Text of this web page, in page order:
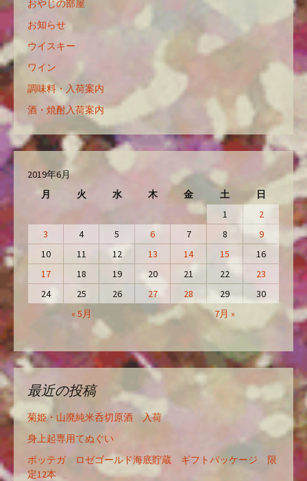
おやじの部屋
お知らせ
ウイスキー
ワイン
調味料・入荷案内
酒・焼酎入荷案内
2019年6月
月
火 水 木 金 土 日
« 5月 7月 »
1
2
3
4 5 6 7 8
9
10
11 12 13 14 15
16
17
18 19 20 21 22
23
24
25 26 27 28 29 30
最近の投稿
菊姫・山廃純米呑切原酒 入荷
身上起専用てぬぐい
ボッテガ ロゼゴールド海底貯蔵 ギフトパッケージ 限
定12本